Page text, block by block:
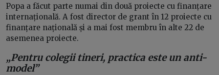
Popa a făcut parte numai din două proiecte cu finanțare
internațională. A fost director de grant în 12 proiecte cu
finanțare națională și a mai fost membru în alte 22 de
asemenea proiecte.
„Pentru colegii tineri, practica este un anti-
model”